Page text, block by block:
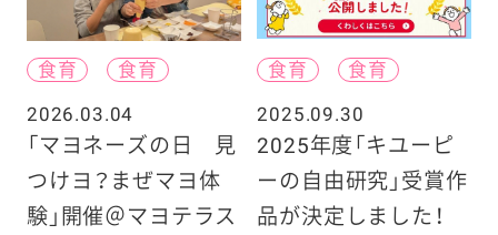
食育
食育
2026.03.04
「マヨネーズの日 見
つけヨ？まぜマヨ体
験」開催＠マヨテラス
食育
食育
2025.09.30
2025年度「キユーピ
ーの自由研究」受賞作
品が決定しました！